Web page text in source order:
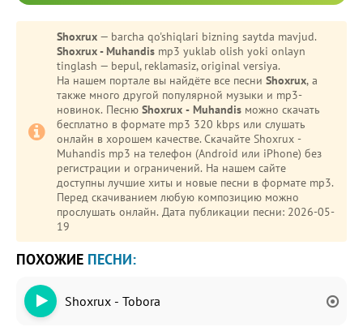
Shoxrux — barcha qo'shiqlari bizning saytda mavjud.
Shoxrux - Muhandis mp3 yuklab olish yoki onlayn
tinglash — bepul, reklamasiz, original versiya.
На нашем портале вы найдёте все песни Shoxrux, а
также много другой популярной музыки и mp3-
новинок. Песню Shoxrux - Muhandis можно скачать
бесплатно в формате mp3 320 kbps или слушать
онлайн в хорошем качестве. Скачайте Shoxrux -
Muhandis mp3 на телефон (Android или iPhone) без
регистрации и ограничений. На нашем сайте
доступны лучшие хиты и новые песни в формате mp3.
Перед скачиванием любую композицию можно
прослушать онлайн. Дата публикации песни: 2026-05-
19
ПОХОЖИЕ ПЕСНИ:
Shoxrux - Tobora
Oshiq edim